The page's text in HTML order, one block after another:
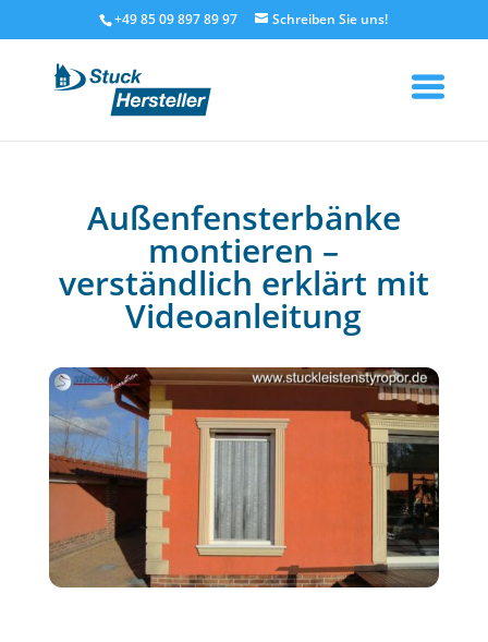
+49 85 09 897 89 97
Außenfensterbänke
montieren –
verständlich erklärt mit
Videoanleitung